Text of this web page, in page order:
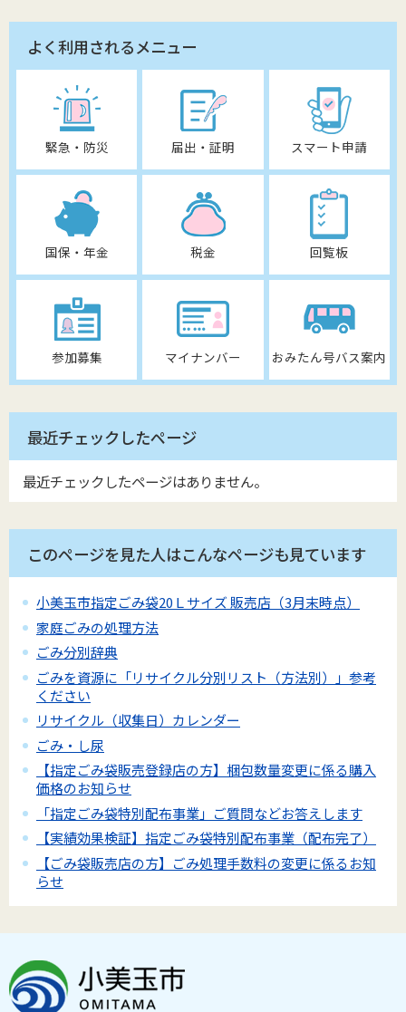
よく利用されるメニュー
緊急・防災 届出・証明 スマート申請
国保・年金 税金 回覧板
参加募集 マイナンバー おみたん号バス案内
最近チェックしたページ
最近チェックしたページはありません。
このページを見た人はこんなページも見ています
小美玉市指定ごみ袋20Ｌサイズ 販売店（3月末時点）
家庭ごみの処理方法
ごみ分別辞典
ごみを資源に「リサイクル分別リスト（方法別）」参考
ください
リサイクル（収集日）カレンダー
ごみ・し尿
【指定ごみ袋販売登録店の方】梱包数量変更に係る購入
価格のお知らせ
「指定ごみ袋特別配布事業」ご質問などお答えします
【実績効果検証】指定ごみ袋特別配布事業（配布完了）
【ごみ袋販売店の方】ごみ処理手数料の変更に係るお知
らせ